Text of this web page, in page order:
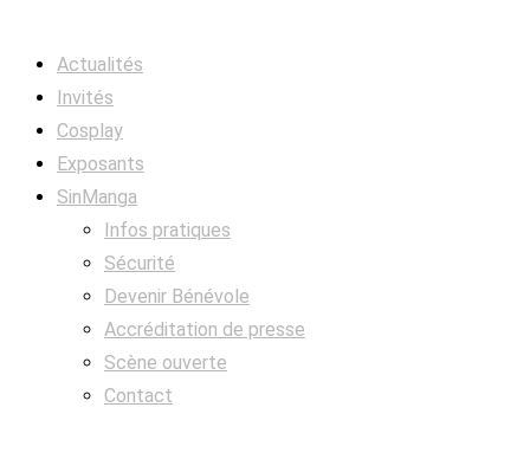
Actualités
Invités
Cosplay
Exposants
SinManga
Infos pratiques
Sécurité
Devenir Bénévole
Accréditation de presse
Scène ouverte
Contact